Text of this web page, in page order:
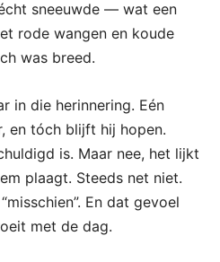
sneeuwde — wat een
rode wangen en koude
was breed.
in die herinnering. Eén
en tóch blijft hij hopen.
is. Maar nee, het lijkt
plaagt. Steeds net niet.
En dat gevoel
met de dag.